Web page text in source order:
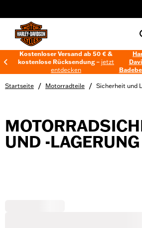
Kostenloser Versand ab 50 € &
kostenlose Rücksendung – jetzt
entdecken
Startseite / Motorradteile / Sicherheit und
UND -LAGERUNG